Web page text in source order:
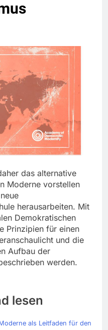
das alternative
Moderne vorstellen
herausarbeiten. Mit
Demokratischen
Prinzipien für einen
und die
Aufbau der
werden.
lesen
als Leitfaden für den